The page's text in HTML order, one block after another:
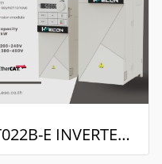
VC-4T022B-E INVERTER DRIVE (3Phase 380VAC/22kW,30H.P.)